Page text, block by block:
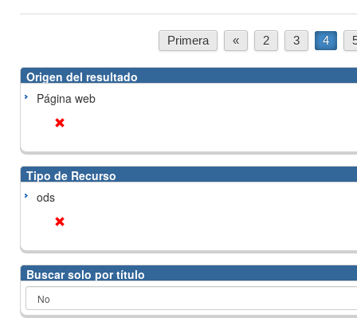
Primera « 2 3 4
Origen del resultado
Página web
Tipo de Recurso
ods
Buscar solo por título